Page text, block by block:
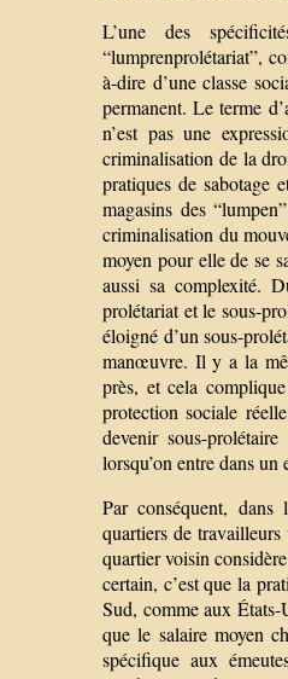
L’une des
“lumprenprolétariat”,
à-dire d’une classe
permanent. Le terme
n’est pas une
criminalisation de la
pratiques de sabotage
magasins des
criminalisation du
moyen pour elle de se
aussi sa complexité.
prolétariat et le sous-
éloigné d’un sous-
manœuvre. Il y a la
près, et cela
protection sociale
devenir sous-
lorsqu’on entre dans
Par conséquent, dans
quartiers de
quartier voisin
certain, c’est que la
Sud, comme aux
que le salaire moyen
spécifique aux